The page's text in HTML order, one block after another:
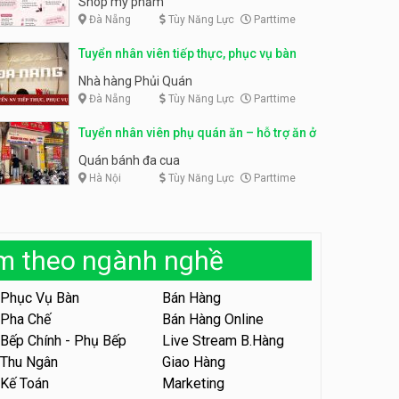
trực page, thu ngân parttime
GRAVI ESCAPE ROOM
Tuyển nhân viên bán hàng,
KIBO KIDS
Tuyển nhân viên edit ảnh,
Công ty
Tuyển nhân viên tiếp thực,
Tuyển nhân viên phục vụ ca
tối – quán kem dừa
Quán kem dừa
Tuyển nhân viên phụ bếp –
Bún Đậu Mắm Tôm – Bếp
Bún Đậu Mắm Tôm - Bếp Tiên
Đà Nẵng Tùy Năng Lực Parttime
Tuyển nhân viên tiếp thực, phục vụ bàn
Nhà hàng Phủi Quán
Đà Nẵng Tùy Năng Lực Parttime
Tuyển nhân viên phụ quán ăn – hỗ trợ ăn ở
Quán bánh đa cua
Hà Nội Tùy Năng Lực Parttime
theo ngành nghề
Phục Vụ Bàn
Bán Hàng
Pha Chế
Bán Hàng Online
Bếp Chính - Phụ Bếp
Live Stream B.Hàng
Thu Ngân
Giao Hàng
Kế Toán
Marketing